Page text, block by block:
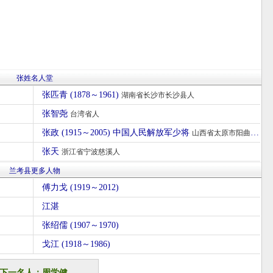
张姓名人堂
张匹青 (1878～1961) 湖南省长沙市长沙县人
张智尧 台湾省人
张政 (1915～2005) 中国人民解放军少将 山西省太原市阳曲人
张天 浙江省宁波慈溪人
兰考县更多人物
傅力戈 (1919～2012)
江湛
张绍儒 (1907～1970)
戈江 (1918～1986)